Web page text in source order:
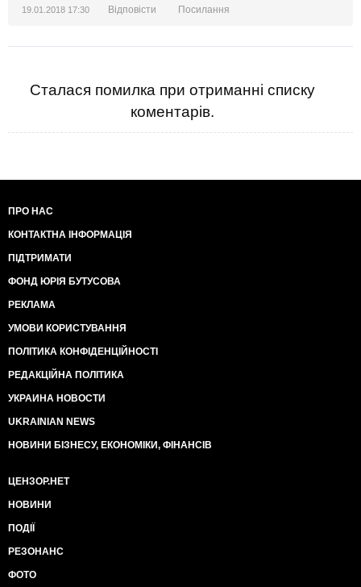
19.01.2018 17:30 Відповісти Посилання
Сталася помилка при отриманні списку
коментарів.
ПРО НАС
КОНТАКТНА ІНФОРМАЦІЯ
ПІДТРИМАТИ
ФОНД ЮРІЯ БУТУСОВА
РЕКЛАМА
УМОВИ КОРИСТУВАННЯ
ПОЛІТИКА КОНФІДЕНЦІЙНОСТІ
РЕДАКЦІЙНА ПОЛІТИКА
УКРАИНА НОВОСТИ
UKRAINIAN NEWS
НОВИНИ БІЗНЕСУ, ЕКОНОМІКИ, ФІНАНСІВ
ЦЕНЗОР.НЕТ
НОВИНИ
ПОДІЇ
РЕЗОНАНС
ФОТО